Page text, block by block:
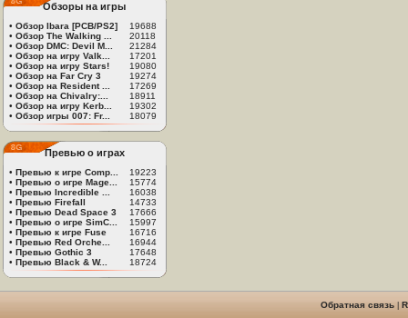
Обзоры на игры
• Обзор Ibara [PCB/PS2]
19688
• Обзор The Walking ...
20118
• Обзор DMC: Devil M...
21284
• Обзор на игру Valk...
17201
• Обзор на игру Stars!
19080
• Обзор на Far Cry 3
19274
• Обзор на Resident ...
17269
• Обзор на Chivalry:...
18911
• Обзор на игру Kerb...
19302
• Обзор игры 007: Fr... 18079
Превью о играх
• Превью к игре Comp...
19223
• Превью о игре Mage...
15774
• Превью Incredible ...
16038
• Превью Firefall
14733
• Превью Dead Space 3
17666
• Превью о игре SimC...
15997
• Превью к игре Fuse
16716
• Превью Red Orche...
16944
• Превью Gothic 3
17648
• Превью Black & W... 18724
Обратная связь